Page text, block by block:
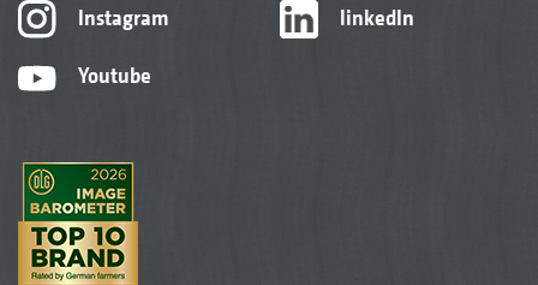
Instagram
Youtube
linkedIn